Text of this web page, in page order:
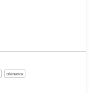
okinawa